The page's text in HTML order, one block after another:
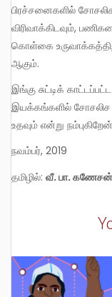
பிரச்சனைகளில்
விரிவாக்கிடவும்,
கொள்கை
ஆகும்.
இங்கு சுட்டிக் காட்டப்பட்ட சில சிக்கல்கள் இந்திய பெண்கள்
இயக்கங்களில் சோசலிச
உதவும் என்று
நவம்பர், 2019
தமிழில்: வீ. பா. கணேசன்